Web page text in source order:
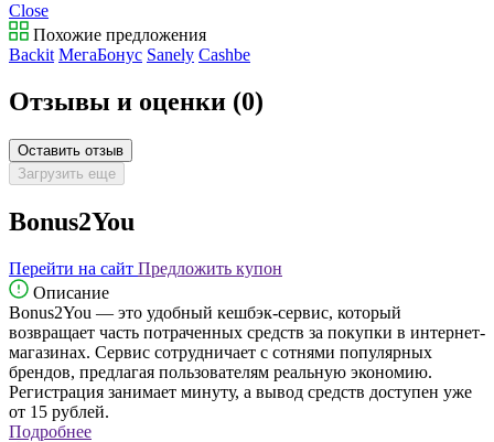
Close
Похожие предложения
Backit МегаБонус Sanely Cashbe
Отзывы и оценки (0)
Оставить отзыв
Загрузить еще
Bonus2You
Перейти на сайт Предложить купон
Описание
Bonus2You — это удобный кешбэк-сервис, который
возвращает часть потраченных средств за покупки в интернет-
магазинах. Сервис сотрудничает с сотнями популярных
брендов, предлагая пользователям реальную экономию.
Регистрация занимает минуту, а вывод средств доступен уже
от 15 рублей.
Подробнее